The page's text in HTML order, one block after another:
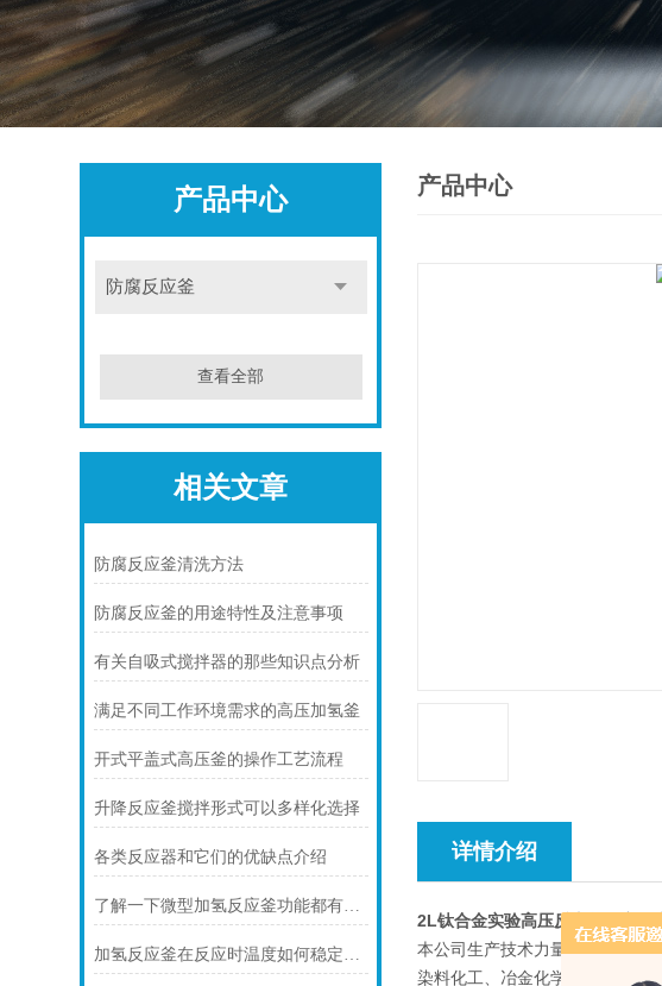
产品中心
防腐反应釜
查看全部
相关文章
防腐反应釜清洗方法
防腐反应釜的用途特性及注意事项
有关自吸式搅拌器的那些知识点分析
满足不同工作环境需求的高压加氢釜
开式平盖式高压釜的操作工艺流程
升降反应釜搅拌形式可以多样化选择
各类反应器和它们的优缺点介绍
了解一下微型加氢反应釜功能都有那些特点
加氢反应釜在反应时温度如何稳定在范围内
产品中心
详情介绍
2L钛合金实验高压反应釜厂家供应
本公司生产技术力量雄厚，设备
染料化工、冶金化学及化工科研